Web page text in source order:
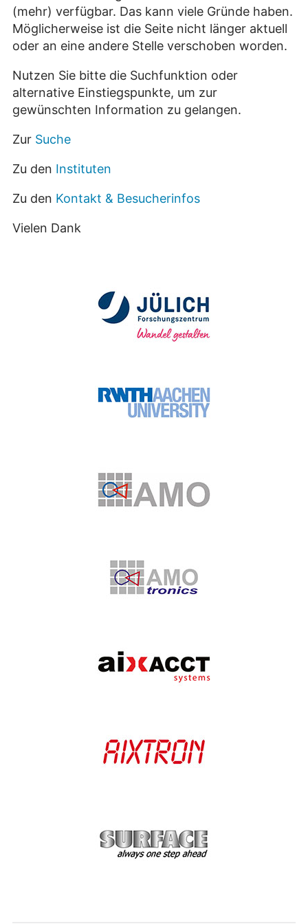
(mehr) verfügbar. Das kann viele Gründe haben.
Möglicherweise ist die Seite nicht länger aktuell
oder an eine andere Stelle verschoben worden.
Nutzen Sie bitte die Suchfunktion oder
alternative Einstiegspunkte, um zur
gewünschten Information zu gelangen.
Zur Suche
Zu den Instituten
Zu den Kontakt & Besucherinfos
Vielen Dank